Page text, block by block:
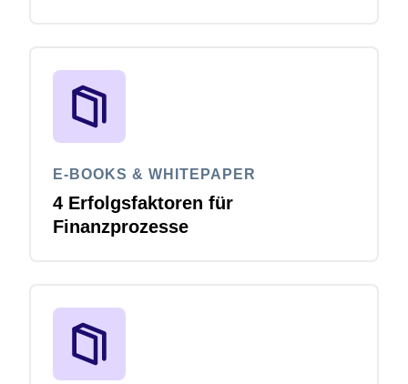
E-BOOKS & WHITEPAPER
4 Erfolgsfaktoren für
Finanzprozesse